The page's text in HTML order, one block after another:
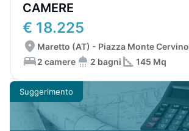
CAMERE
€ 18.225
Maretto (AT) - Piazza Monte Cervino
2 camere
2 bagni 145 Mq
Suggerimento